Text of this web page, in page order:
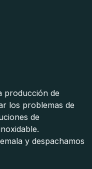
producción de
los problemas de
de
y despachamos